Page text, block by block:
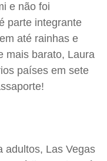
e não foi
parte integrante
até rainhas e
mais barato, Laura
países em sete
adultos, Las Vegas